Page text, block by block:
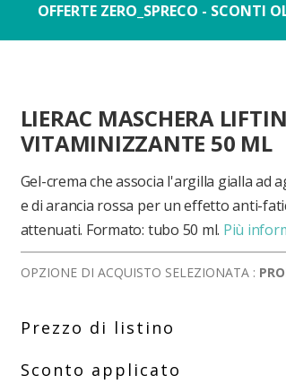
OFFERTE ZERO_SPRECO - SCONTI
LIERAC MASCHERA
VITAMINIZZANTE 50 ML
Gel-crema che associa l'argilla gialla
e di arancia rossa per un effetto anti-
attenuati. Formato: tubo 50 ml. Più
OPZIONE DI ACQUISTO SELEZIONATA :